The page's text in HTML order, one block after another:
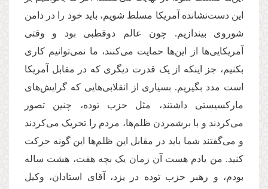
این دست‌نشانده آمریکا مسلط شویم، باید خود را در دامن
شوروی بیندازیم. چون عالم دوقطبی بود و وقتی
آمریکایی‌ها از این‌ها حمایت می‌کنند، ما نمی‌توانیم کاری
بکنیم، جز اینکه از یک قدرت دیگری که در مقابل آمریکا
است مدد بگیریم. بسیاری از انقلابی‌هایی که گرایش‌های
مارکسیستی داشتند، مثل حزب توده، چنین تصور
می‌کردند و با برشمردن ظلم‌ها، مردم را تحریک می‌کردند
و می‌گفتند شما باید در مقابل این ظلم‌ها این گونه حرکت
کنید. من یادم هست آن زمان یک بچه هفت، هشت ساله
بودم، و رهبر حزب توده در یزد، آقای استادان، وکیل